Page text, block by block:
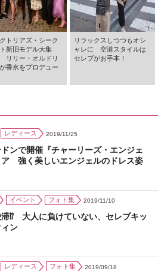
トリアズ・シーク
新旧モデル大集
リリー・オルドリ
香水をプロデュー
リラックスしつつもオシ
ャレに 空港スタイルは
セレブがお手本！
レディース 2019/11/25
ンで開催『チャーリーズ・エンジェ
ア 強く美しいエンジェルのドレス姿
イベント フォト集 2019/11/10
⁉ 大人に負けていない、セレブキッ
ン
レディース フォト集 2019/09/18